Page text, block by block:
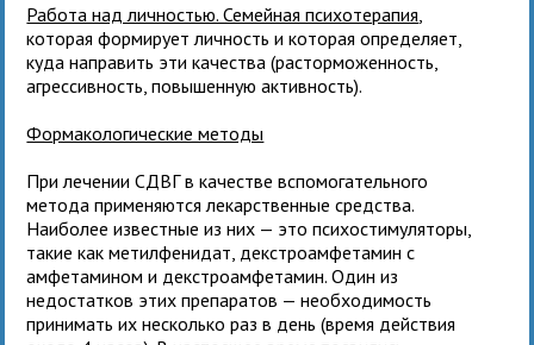
Работа над личностью. Семейная психотерапия
которая формирует личность и которая определяет,
куда направить эти качества (расторможенность,
агрессивность, повышенную активность).
Формакологические методы
При лечении СДВГ в качестве вспомогательного
метода применяются лекарственные средства.
Наиболее известные из них — это психостимуляторы,
такие как метилфенидат, декстроамфетамин с
амфетамином и декстроамфетамин. Один из
недостатков этих препаратов — необходимость
принимать их несколько раз в день (время действия